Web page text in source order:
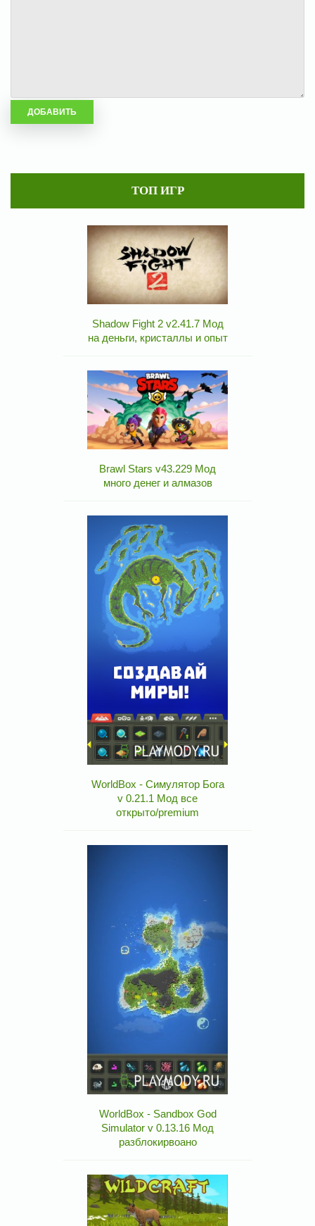
ТОП ИГР
Shadow Fight 2 v2.41.7 Мод
на деньги, кристаллы и опыт
Brawl Stars v43.229 Мод
много денег и алмазов
WorldBox - Симулятор Бога
v 0.21.1 Мод все
открыто/premium
WorldBox - Sandbox God
Simulator v 0.13.16 Мод
разблокирвоано